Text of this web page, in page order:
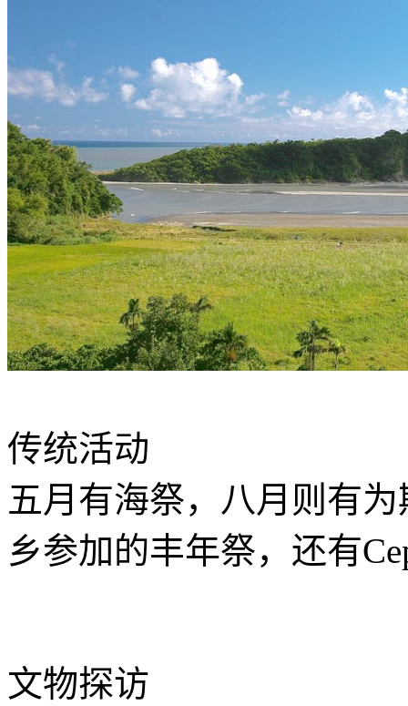
传统活动
五月有海祭，八月则有
乡参加的丰年祭，还有
文物探访